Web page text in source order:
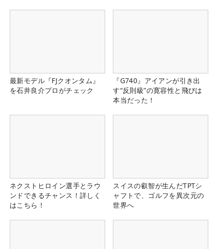
最新モデル『FJクオンタム』
を石井良介プロがチェック
『G740』アイアンが引き出
す“反則級”の寛容性と飛びは
本当だった！
ネクストヒロイン選手とラウ
ンドできるチャンス！詳しく
はこちら！
スイスの叡智が生んだTPTシ
ャフトで、ゴルフを異次元の
世界へ